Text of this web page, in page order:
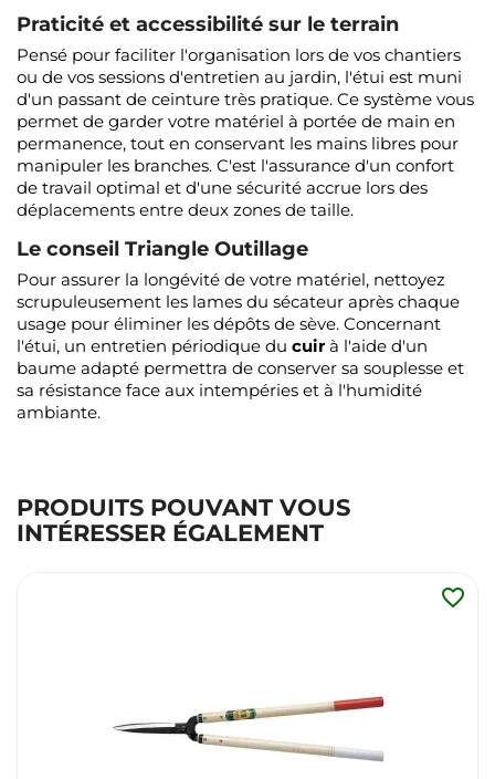
Praticité et accessibilité sur le terrain
Pensé pour faciliter l'organisation lors de vos chantiers
ou de vos sessions d'entretien au jardin, l'étui est muni
d'un passant de ceinture très pratique. Ce système vous
permet de garder votre matériel à portée de main en
permanence, tout en conservant les mains libres pour
manipuler les branches. C'est l'assurance d'un confort
de travail optimal et d'une sécurité accrue lors des
déplacements entre deux zones de taille.
Le conseil Triangle Outillage
Pour assurer la longévité de votre matériel, nettoyez
scrupuleusement les lames du sécateur après chaque
usage pour éliminer les dépôts de sève. Concernant
l'étui, un entretien périodique du cuirà l'aide d'un
baume adapté permettra de conserver sa souplesse et
sa résistance face aux intempéries et à l'humidité
ambiante.
PRODUITS POUVANT VOUS
INTÉRESSER ÉGALEMENT
favorite_border